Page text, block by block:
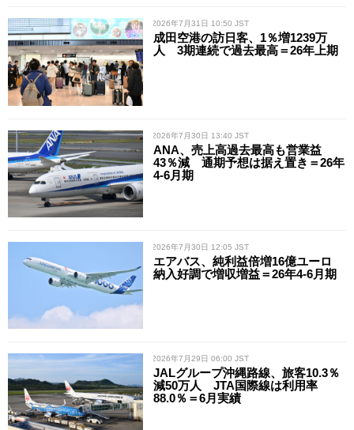
/ 2026年7月31日 10:50 JST
成田空港の訪日客、1％増1239万
人 3期連続で過去最高＝26年上期
/ 2026年7月30日 13:40 JST
ANA、売上高過去最高も営業益
43％減 通期予想は据え置き＝26年
4-6月期
/ 2026年7月30日 12:05 JST
エアバス、純利益倍増16億ユーロ
納入好調で増収増益＝26年4-6月期
/ 2026年7月29日 06:00 JST
JALグループ沖縄路線、旅客10.3％
減50万人 JTA国際線は利用率
88.0％＝6月実績